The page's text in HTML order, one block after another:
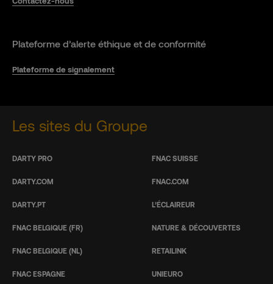
Plateforme d’alerte éthique et de conformité
Plateforme de signalement
Les sites du Groupe
DARTY PRO
DARTY.COM
DARTY.PT
FNAC BELGIQUE (FR)
FNAC BELGIQUE (NL)
FNAC ESPAGNE
FNAC SUISSE
FNAC.COM
L’ÉCLAIREUR
NATURE & DÉCOUVERTES
RETAILINK
UNIEURO